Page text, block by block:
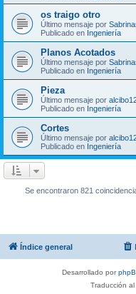
os traigo otro
Último mensaje por
Publicado en Ingeniería
Planos Acotados
Último mensaje por
Publicado en Ingeniería
Pieza
Último mensaje por
Publicado en Ingeniería
Cortes
Último mensaje por
Publicado en Ingeniería
Se encontraron 821
Índice general
Desarrollado por
Traducción